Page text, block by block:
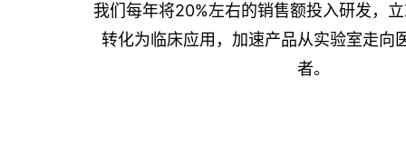
我们每年将20%左右的销售额投入研发，
转化为临床应用，加速产品从实验室走向
者。